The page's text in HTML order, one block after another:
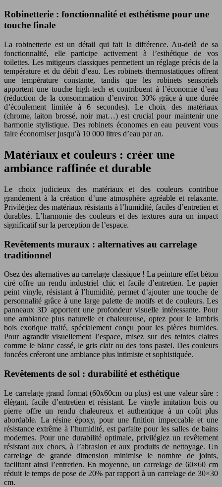
Robinetterie : fonctionnalité et esthétisme pour une
touche finale
La robinetterie est un détail qui fait la différence. Au-delà de sa
fonctionnalité, elle participe activement à l’esthétique de vos
toilettes. Les mitigeurs classiques permettent un réglage précis de la
température et du débit d’eau. Les robinets thermostatiques offrent
une température constante, tandis que les robinets sensoriels
apportent une touche high-tech et contribuent à l’économie d’eau
(réduction de la consommation d’environ 30% grâce à une durée
d’écoulement limitée à 6 secondes). Le choix des matériaux
(chrome, laiton brossé, noir mat…) est crucial pour maintenir une
harmonie stylistique. Des robinets économes en eau peuvent vous
faire économiser jusqu’à 10 000 litres d’eau par an.
Matériaux et couleurs : créer une
ambiance raffinée et durable
Le choix judicieux des matériaux et des couleurs contribue
grandement à la création d’une atmosphère agréable et relaxante.
Privilégiez des matériaux résistants à l’humidité, faciles d’entretien et
durables. L’harmonie des couleurs et des textures aura un impact
significatif sur la perception de l’espace.
Revêtements muraux : alternatives au carrelage
traditionnel
Osez des alternatives au carrelage classique ! La peinture effet béton
ciré offre un rendu industriel chic et facile d’entretien. Le papier
peint vinyle, résistant à l’humidité, permet d’ajouter une touche de
personnalité grâce à une large palette de motifs et de couleurs. Les
panneaux 3D apportent une profondeur visuelle intéressante. Pour
une ambiance plus naturelle et chaleureuse, optez pour le lambris
bois exotique traité, spécialement conçu pour les pièces humides.
Pour agrandir visuellement l’espace, misez sur des teintes claires
comme le blanc cassé, le gris clair ou des tons pastel. Des couleurs
foncées créeront une ambiance plus intimiste et sophistiquée.
Revêtements de sol : durabilité et esthétique
Le carrelage grand format (60x60cm ou plus) est une valeur sûre :
élégant, facile d’entretien et résistant. Le vinyle imitation bois ou
pierre offre un rendu chaleureux et authentique à un coût plus
abordable. La résine époxy, pour une finition impeccable et une
résistance extrême à l’humidité, est parfaite pour les salles de bains
modernes. Pour une durabilité optimale, privilégiez un revêtement
résistant aux chocs, à l’abrasion et aux produits de nettoyage. Un
carrelage de grande dimension minimise le nombre de joints,
facilitant ainsi l’entretien. En moyenne, un carrelage de 60×60 cm
réduit le temps de pose de 20% par rapport à un carrelage de 30×30
cm.